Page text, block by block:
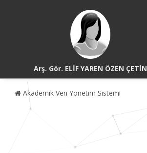
Arş. Gör. ELİF YAREN ÖZEN ÇETİN
Akademik Veri Yönetim Sistemi